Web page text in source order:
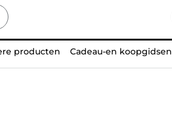
producten Cadeau-en koopgidsen